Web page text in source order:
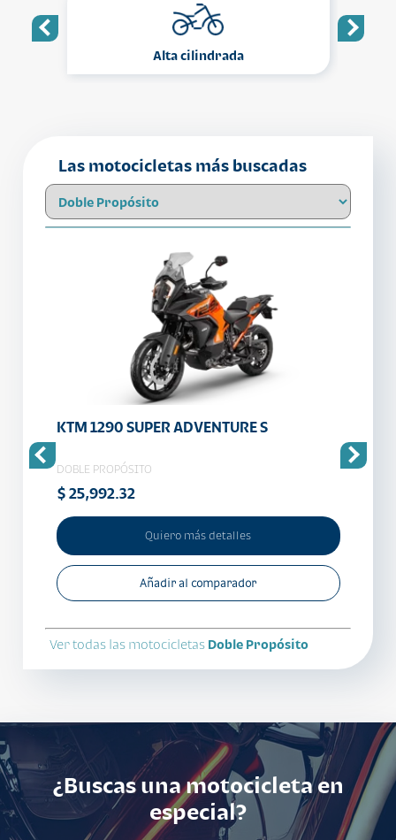
Alta cilindrada
Las motocicletas más buscadas
KTM 1290 SUPER ADVENTURE S
DOBLE PROPÓSITO
$ 25,992.32
Quiero más detalles
Añadir al comparador
DOBLE
Ver todas las motocicletas Doble Propósito
¿Buscas una motocicleta en
especial?